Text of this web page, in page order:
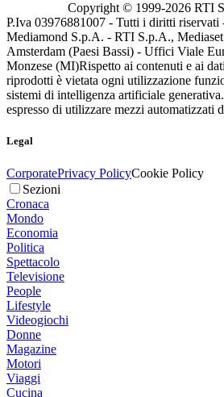
Copyright © 1999-2026 RTI
P.Iva 03976881007 - Tutti i diritti riservati
Mediamond S.p.A. - RTI S.p.A.,
Amsterdam (Paesi Bassi) - Uffici Viale
Monzese (MI)Rispetto ai contenuti e ai
riprodotti è vietata ogni utilizzazione
sistemi di intelligenza artificiale
espresso di utilizzare mezzi automatizzati
Legal
CorporatePrivacy PolicyCookie Policy
Sezioni
Cronaca
Mondo
Economia
Politica
Spettacolo
Televisione
People
Lifestyle
Videogiochi
Donne
Magazine
Motori
Viaggi
Cucina